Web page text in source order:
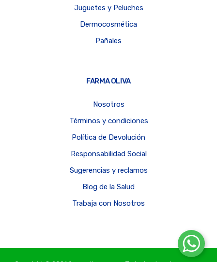
Juguetes y Peluches
Dermocosmética
Pañales
FARMA OLIVA
Nosotros
Términos y condiciones
Política de Devolución
Responsabilidad Social
Sugerencias y reclamos
Blog de la Salud
Trabaja con Nosotros